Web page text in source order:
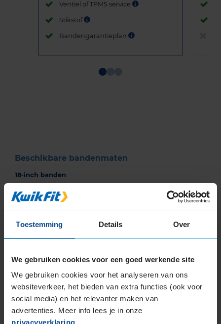
Toestemming Details Over
We gebruiken cookies voor een goed werkende site
We gebruiken cookies voor het analyseren van ons
websiteverkeer, het bieden van extra functies (ook voor
social media) en het relevanter maken van
advertenties. Meer info lees je in onze
privacyverklaring.
Ventiel of TPMS service
Stikstof
Bandengarantieplan
Beschikbare bandenmaten
18-inch banden
225/40R18 92Y EXTRALOAD
225/40R18 92Y EXTRALOAD
225/40R18 92Y EXTRALOAD
225/40R18 92Y EXTRALOAD
225/45R18 91Y
225/45R18 91Y EXTRALOAD
225/45R18 95Y EXTRALOAD
225/45R18 95Y EXTRALOAD
235/40R18 95Y EXTRALOAD